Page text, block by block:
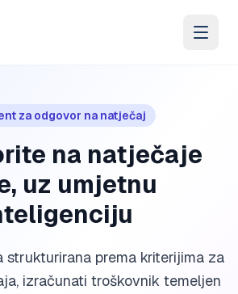
za odgovor na natječaj
na natječaje
uz umjetnu
strukturirana prema kriterijima za
izračunati troškovnik temeljen